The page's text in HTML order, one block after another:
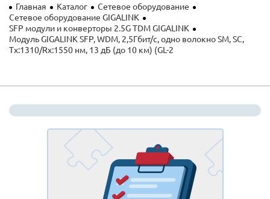
ОПЛАТА
ГАРАНТИЯ
Главная Каталог
Сетевое оборудование
Сетевое оборудование GIGALINK
SFP модули и конверторы 2.5G TDM GIGALINK
Модуль GIGALINK SFP, WDM, 2,5Гбит/с, одно волокно SM, SC,
Tx:1310/Rx:1550 нм, 13 дБ (до 10 км) (GL-2